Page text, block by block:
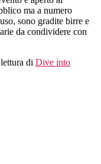
ma a numero
sono gradite birre e
da condividere con
di Dive into